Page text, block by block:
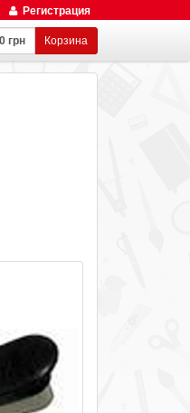
Регистрация
грн Корзина